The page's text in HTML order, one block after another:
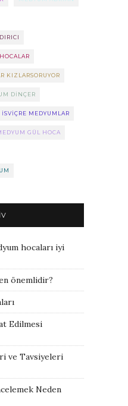
KIZLARSORUYOR
DINÇER
ISVIÇRE MEDYUMLAR
GÜL HOCA
hocaları iyi
önemlidir?
Edilmesi
ve Tavsiyeleri
Neden